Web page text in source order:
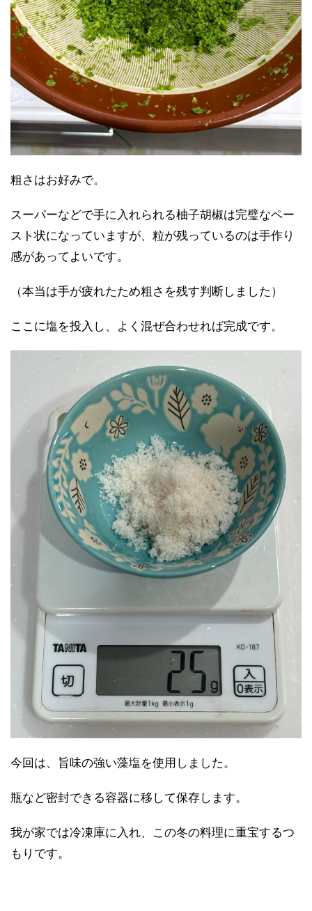
粗さはお好みで。
スーパーなどで手に入れられる柚子胡椒は完璧なペー
スト状になっていますが、粒が残っているのは手作り
感があってよいです。
（本当は手が疲れたため粗さを残す判断しました）
ここに塩を投入し、よく混ぜ合わせれば完成です。
今回は、旨味の強い藻塩を使用しました。
瓶など密封できる容器に移して保存します。
我が家では冷凍庫に入れ、この冬の料理に重宝するつ
もりです。